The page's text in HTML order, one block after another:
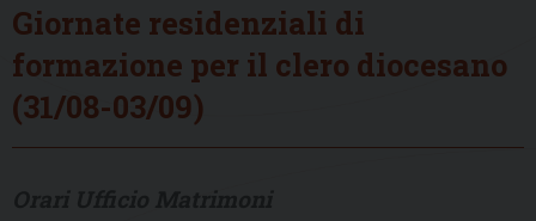
Giornate residenziali di
formazione per il clero diocesano
(31/08-03/09)